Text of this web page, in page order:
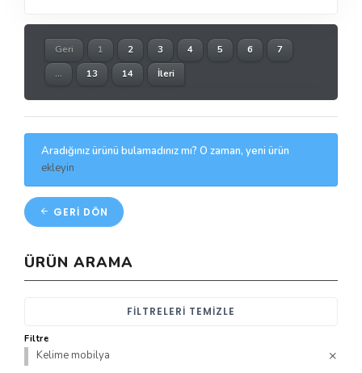
Geri 1 2 3 4 5 6
7
...
13 14 İleri
Aradığınız ürünü bulamadınız mı? O zaman, yeni ürün
ekleyin
GERI DÖN
ÜRÜN ARAMA
FILTRELERI TEMIZLE
Filtre
Kelime mobilya